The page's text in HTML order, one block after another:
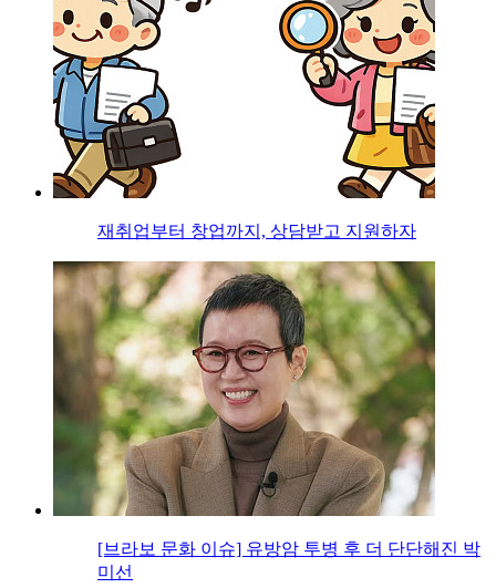
재취업부터 창업까지, 상담받고 지원하자
[브라보 문화 이슈] 유방암 투병 후 더 단단해진 박
미선